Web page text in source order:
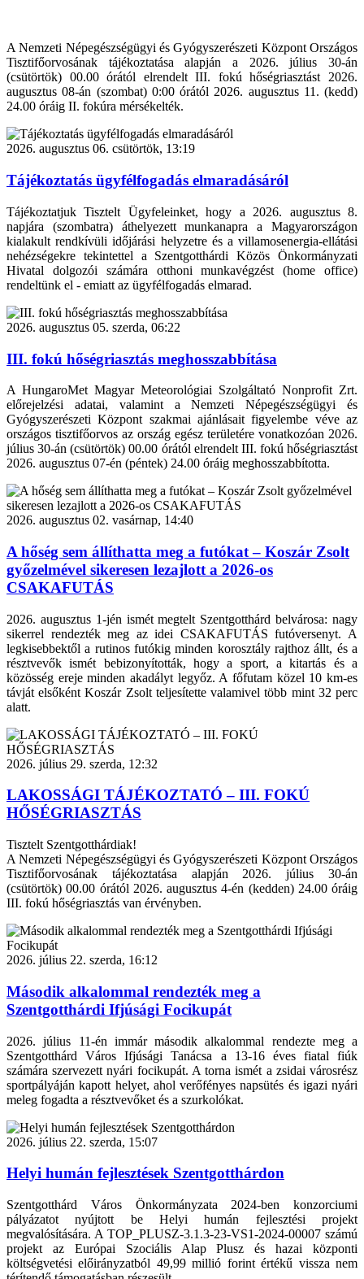
A Nemzeti Népegészségügyi és Gyógyszerészeti Központ Országos
Tisztifőorvosának tájékoztatása alapján a 2026. július 30-án
(csütörtök) 00.00 órától elrendelt III. fokú hőségriasztást 2026.
augusztus 08-án (szombat) 0:00 órától 2026. augusztus 11. (kedd)
24.00 óráig II. fokúra mérsékelték.
2026. augusztus 06. csütörtök, 13:19
Tájékoztatás ügyfélfogadás elmaradásáról
Tájékoztatjuk Tisztelt Ügyfeleinket, hogy a 2026. augusztus 8.
napjára (szombatra) áthelyezett munkanapra a Magyarországon
kialakult rendkívüli időjárási helyzetre és a villamosenergia-ellátási
nehézségekre tekintettel a Szentgotthárdi Közös Önkormányzati
Hivatal dolgozói számára otthoni munkavégzést (home office)
rendeltünk el - emiatt az ügyfélfogadás elmarad.
2026. augusztus 05. szerda, 06:22
III. fokú hőségriasztás meghosszabbítása
A HungaroMet Magyar Meteorológiai Szolgáltató Nonprofit Zrt.
előrejelzési adatai, valamint a Nemzeti Népegészségügyi és
Gyógyszerészeti Központ szakmai ajánlásait figyelembe véve az
országos tisztifőorvos az ország egész területére vonatkozóan 2026.
július 30-án (csütörtök) 00.00 órától elrendelt III. fokú hőségriasztást
2026. augusztus 07-én (péntek) 24.00 óráig meghosszabbította.
2026. augusztus 02. vasárnap, 14:40
A hőség sem állíthatta meg a futókat – Koszár Zsolt
győzelmével sikeresen lezajlott a 2026-os
CSAKAFUTÁS
2026. augusztus 1-jén ismét megtelt Szentgotthárd belvárosa: nagy
sikerrel rendezték meg az idei CSAKAFUTÁS futóversenyt. A
legkisebbektől a rutinos futókig minden korosztály rajthoz állt, és a
résztvevők ismét bebizonyították, hogy a sport, a kitartás és a
közösség ereje minden akadályt legyőz. A főfutam közel 10 km-es
távját elsőként Koszár Zsolt teljesítette valamivel több mint 32 perc
alatt.
2026. július 29. szerda, 12:32
LAKOSSÁGI TÁJÉKOZTATÓ – III. FOKÚ
HŐSÉGRIASZTÁS
Tisztelt Szentgotthárdiak!
A Nemzeti Népegészségügyi és Gyógyszerészeti Központ Országos
Tisztifőorvosának tájékoztatása alapján 2026. július 30-án
(csütörtök) 00.00 órától 2026. augusztus 4-én (kedden) 24.00 óráig
III. fokú hőségriasztás van érvényben.
2026. július 22. szerda, 16:12
Második alkalommal rendezték meg a
Szentgotthárdi Ifjúsági Focikupát
2026. július 11-én immár második alkalommal rendezte meg a
Szentgotthárd Város Ifjúsági Tanácsa a 13-16 éves fiatal fiúk
számára szervezett nyári focikupát. A torna ismét a zsidai városrész
sportpályáján kapott helyet, ahol verőfényes napsütés és igazi nyári
meleg fogadta a résztvevőket és a szurkolókat.
2026. július 22. szerda, 15:07
Helyi humán fejlesztések Szentgotthárdon
Szentgotthárd Város Önkormányzata 2024-ben konzorciumi
pályázatot nyújtott be Helyi humán fejlesztési projekt
megvalósítására. A TOP_PLUSZ-3.1.3-23-VS1-2024-00007 számú
projekt az Európai Szociális Alap Plusz és hazai központi
költségvetési előirányzatból 49,99 millió forint értékű vissza nem